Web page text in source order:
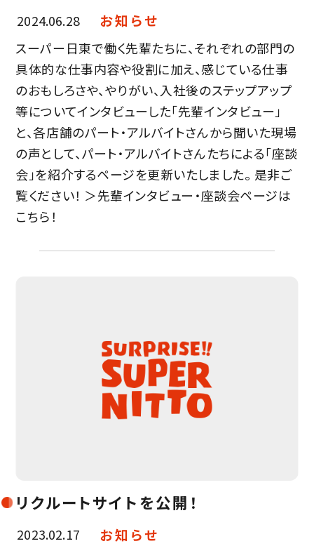
2024.06.28 お知らせ
スーパー日東で働く先輩たちに、それぞれの部門の
具体的な仕事内容や役割に加え、感じている仕事
のおもしろさや、やりがい、入社後のステップアップ
等についてインタビューした「先輩インタビュー」
と、各店舗のパート・アルバイトさんから聞いた現場
の声として、パート・アルバイトさんたちによる「座談
会」を紹介するページを更新いたしました。 是非ご
覧ください！ ＞先輩インタビュー・座談会ページは
こちら！
リクルートサイトを公開！
2023.02.17 お知らせ